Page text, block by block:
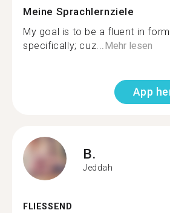
Meine Sprachlernziele
My goal is to be a fluent in
specifically; cuz... Mehr lesen
App
B.
Jeddah
FLIESSEND